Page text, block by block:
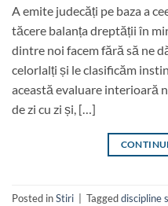
A emite judecăți pe baza a
tăcere balanța dreptății în
dintre noi facem fără să ne
celorlalți și le clasificăm
această evaluare interioară
de zi cu zi și, […]
Posted inStiri Taggeddiscipline